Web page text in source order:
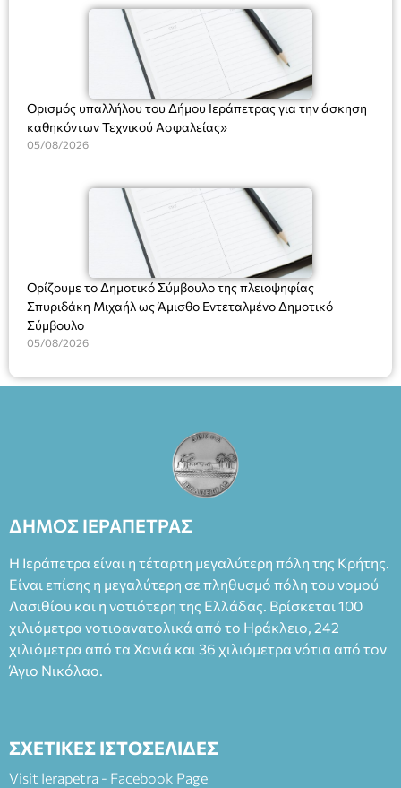
(Ν. 5314/2026).»
Ορισμός υπαλλήλου του Δήμου Ιεράπετρας για την άσκηση
καθηκόντων Τεχνικού Ασφαλείας»
05/08/2026
Ορίζουμε το Δημοτικό Σύμβουλο της πλειοψηφίας
Σπυριδάκη Μιχαήλ ως Άμισθο Εντεταλμένο Δημοτικό
Σύμβουλο
05/08/2026
ΔΗΜΟΣ ΙΕΡΑΠΕΤΡΑΣ
Η Ιεράπετρα είναι η τέταρτη μεγαλύτερη πόλη της Κρήτης.
Είναι επίσης η μεγαλύτερη σε πληθυσμό πόλη του νομού
Λασιθίου και η νοτιότερη της Ελλάδας. Βρίσκεται 100
χιλιόμετρα νοτιοανατολικά από το Ηράκλειο, 242
χιλιόμετρα από τα Χανιά και 36 χιλιόμετρα νότια από τον
Άγιο Νικόλαο.
ΣΧΕΤΙΚΕΣ ΙΣΤΟΣΕΛΙΔΕΣ
Visit Ierapetra - Facebook Page